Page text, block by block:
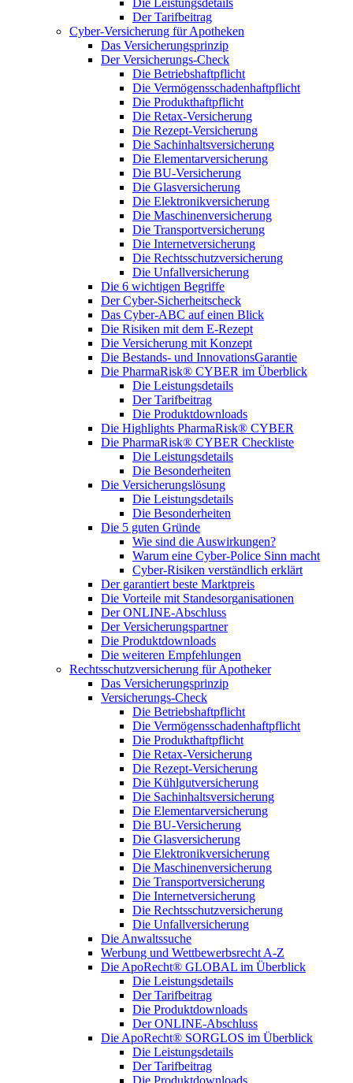
Die Leistungsdetails
Der Tarifbeitrag
Cyber-Versicherung für Apotheken
Das Versicherungsprinzip
Der Versicherungs-Check
Die Betriebshaftpflicht
Die Vermögensschadenhaftpflicht
Die Produkthaftpflicht
Die Retax-Versicherung
Die Rezept-Versicherung
Die Sachinhaltsversicherung
Die Elementarversicherung
Die BU-Versicherung
Die Glasversicherung
Die Elektronikversicherung
Die Maschinenversicherung
Die Transportversicherung
Die Internetversicherung
Die Rechtsschutzversicherung
Die Unfallversicherung
Die 6 wichtigen Begriffe
Der Cyber-Sicher­heits­check
Das Cyber-ABC auf einen Blick
Die Risiken mit dem E-Rezept
Die Versicherung mit Konzept
Die Bestands- und InnovationsGarantie
Die PharmaRisk® CYBER im Überblick
Die Leistungsdetails
Der Tarifbeitrag
Die Produktdownloads
Die Highlights PharmaRisk® CYBER
Die PharmaRisk® CYBER Checkliste
Die Leistungsdetails
Die Besonderheiten
Die Versicherungslösung
Die Leistungsdetails
Die Besonderheiten
Die 5 guten Gründe
Wie sind die Auswirkungen?
Warum eine Cyber-Police Sinn macht
Cyber-Risiken verständlich erklärt
Der garantiert beste Marktpreis
Die Vorteile mit Standesorganisationen
Der ONLINE-Abschluss
Der Versicherungspartner
Die Produktdownloads
Die weiteren Empfehlungen
Rechtsschutzversicherung für Apotheker
Das Versicherungsprinzip
Versicherungs-Check
Die Betriebshaftpflicht
Die Vermögensschadenhaftpflicht
Die Produkthaftpflicht
Die Retax-Versicherung
Die Rezept-Versicherung
Die Kühlgutversicherung
Die Sachinhaltsversicherung
Die Elementarversicherung
Die BU-Versicherung
Die Glasversicherung
Die Elektronikversicherung
Die Maschinenversicherung
Die Transportversicherung
Die Internetversicherung
Die Rechtsschutzversicherung
Die Unfallversicherung
Die Anwaltssuche
Werbung und Wettbewerbsrecht A-Z
Die ApoRecht® GLOBAL im Überblick
Die Leistungsdetails
Der Tarifbeitrag
Die Produktdownloads
Der ONLINE-Abschluss
Die ApoRecht® SORGLOS im Überblick
Die Leistungsdetails
Der Tarifbeitrag
Die Produktdownloads